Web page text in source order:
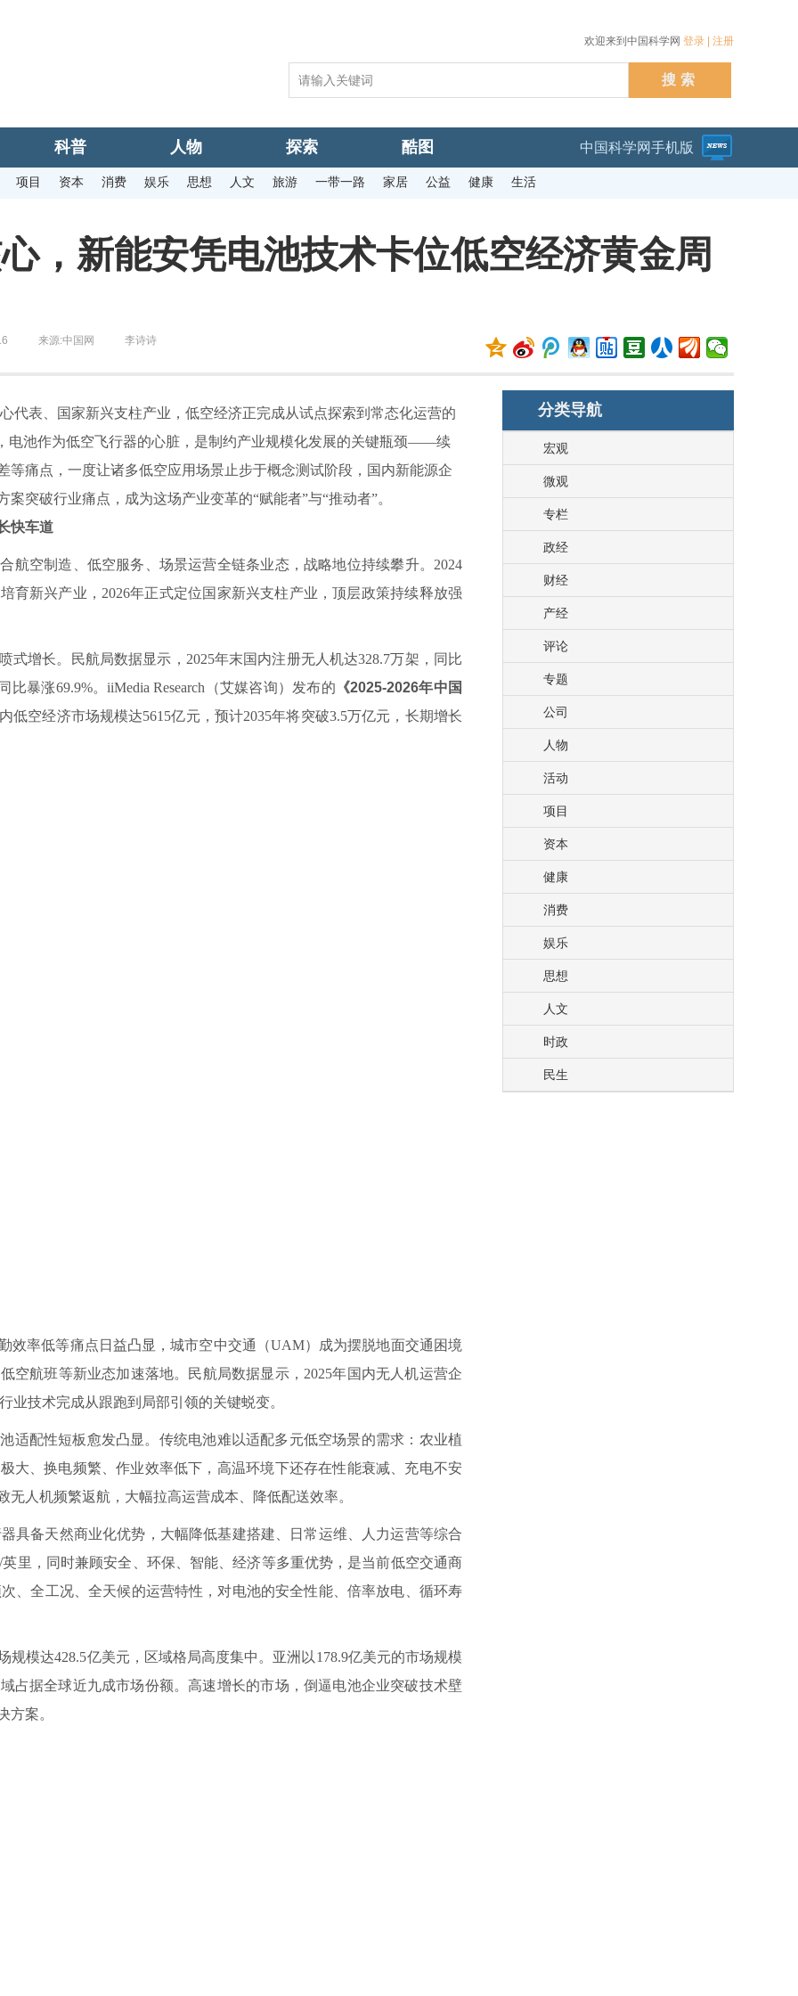
欢迎来到中国科学网 登录 注册
科普 人物 探索 酷图 中国科学网手机版
项目 资本 消费 娱乐 思想 人文 旅游 一带一路 家居 公益 健康 生活
，新能安凭电池技术卡位低空经济黄金周
来源:中国网 李诗诗
表、国家新兴支柱产业，低空经济正完成从试点探索到常态化运营的
电池作为低空飞行器的心脏，是制约产业规模化发展的关键瓶颈——续
痛点，一度让诸多低空应用场景止步于概念测试阶段，国内新能源企
突破行业痛点，成为这场产业变革的“赋能者”与“推动者”。
快车道
空制造、低空服务、场景运营全链条业态，战略地位持续攀升。2024
育新兴产业，2026年正式定位国家新兴支柱产业，顶层政策持续释放强
长。民航局数据显示，2025年末国内注册无人机达328.7万架，同比
暴涨69.9%。iiMedia Research（艾媒咨询）发布的 《2025-2026年中国
低空经济市场规模达5615亿元，预计2035年将突破3.5万亿元，长期增长
率低等痛点日益凸显，城市空中交通（UAM）成为摆脱地面交通困境
空航班等新业态加速落地。民航局数据显示，2025年国内无人机运营企
业技术完成从跟跑到局部引领的关键蜕变。
配性短板愈发凸显。传统电池难以适配多元低空场景的需求：农业植
大、换电频繁、作业效率低下，高温环境下还存在性能衰减、充电不安
人机频繁返航，大幅拉高运营成本、降低配送效率。
备天然商业化优势，大幅降低基建搭建、日常运维、人力运营等综合
里，同时兼顾安全、环保、智能、经济等多重优势，是当前低空交通商
、全工况、全天候的运营特性，对电池的安全性能、倍率放电、循环寿
达428.5亿美元，区域格局高度集中。亚洲以178.9亿美元的市场规模
占据全球近九成市场份额。高速增长的市场，倒逼电池企业突破技术壁
方案。
分类导航
宏观
微观
专栏
政经
财经
产经
评论
专题
公司
人物
活动
项目
资本
健康
消费
娱乐
思想
人文
时政
民生